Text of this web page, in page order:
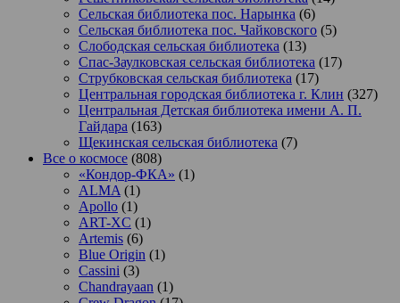
Сельская библиотека пос. Нарынка (6)
Сельская библиотека пос. Чайковского (5)
Слободская сельская библиотека (13)
Спас-Заулковская сельская библиотека (17)
Струбковская сельская библиотека (17)
Центральная городская библиотека г. Клин (327)
Центральная Детская библиотека имени А. П.
Гайдара (163)
Щекинская сельская библиотека (7)
Все о космосе (808)
«Кондор-ФКА» (1)
ALMA (1)
Apollo (1)
ART-XC (1)
Artemis (6)
Blue Origin (1)
Cassini (3)
Chandrayaan (1)